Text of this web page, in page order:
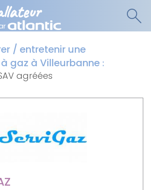
/ entretenir une
gaz à Villeurbanne :
agréées